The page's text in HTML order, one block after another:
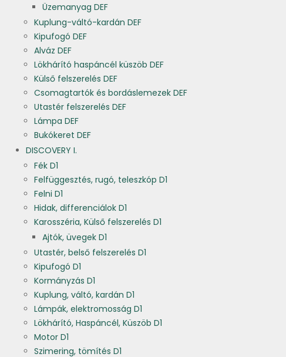
Üzemanyag DEF
Kuplung-váltó-kardán DEF
Kipufogó DEF
Alváz DEF
Lökhárító haspáncél küszöb DEF
Külső felszerelés DEF
Csomagtartók és bordáslemezek DEF
Utastér felszerelés DEF
Lámpa DEF
Bukókeret DEF
DISCOVERY I.
Fék D1
Felfüggesztés, rugó, teleszkóp D1
Felni D1
Hidak, differenciálok D1
Karosszéria, Külső felszerelés D1
Ajtók, üvegek D1
Utastér, belső felszerelés D1
Kipufogó D1
Kormányzás D1
Kuplung, váltó, kardán D1
Lámpák, elektromosság D1
Lökhárító, Haspáncél, Küszöb D1
Motor D1
Szimering, tömítés D1